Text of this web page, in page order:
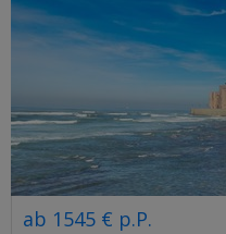
ab 1545 € p.P.